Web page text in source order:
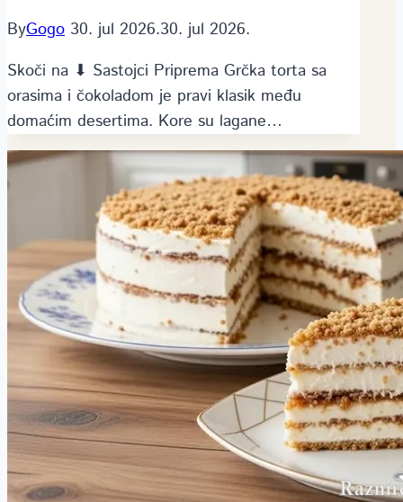
ByGogo 30. jul 2026.30. jul 2026.
Skoči na ⬇ Sastojci Priprema Grčka torta sa
orasima i čokoladom je pravi klasik među
domaćim desertima. Kore su lagane…